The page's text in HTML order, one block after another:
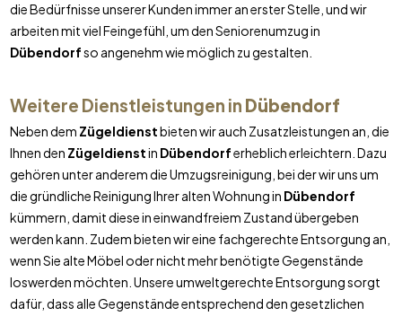
die Bedürfnisse unserer Kunden immer an erster Stelle, und wir
arbeiten mit viel Feingefühl, um den Seniorenumzug in
Dübendorfso angenehm wie möglich zu gestalten.
Weitere Dienstleistungen in Dübendorf
Neben dem Zügeldienstbieten wir auch Zusatzleistungen an, die
Ihnen den Zügeldienstin Dübendorferheblich erleichtern. Dazu
gehören unter anderem die Umzugsreinigung, bei der wir uns um
die gründliche Reinigung Ihrer alten Wohnung in Dübendorf
kümmern, damit diese in einwandfreiem Zustand übergeben
werden kann. Zudem bieten wir eine fachgerechte Entsorgung an,
wenn Sie alte Möbel oder nicht mehr benötigte Gegenstände
loswerden möchten. Unsere umweltgerechte Entsorgung sorgt
dafür, dass alle Gegenstände entsprechend den gesetzlichen